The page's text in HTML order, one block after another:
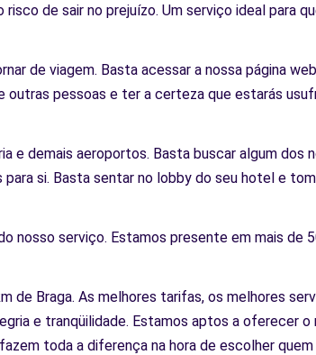
de sair no prejuízo. Um serviço ideal para
de viagem. Basta acessar a nossa página
outras pessoas e ter a certeza que estarás
e demais aeroportos. Basta buscar algum dos
si. Basta sentar no lobby do seu hotel e
nosso serviço. Estamos presente em mais de
de Braga. As melhores tarifas, os melhores
e tranqüilidade. Estamos aptos a oferecer o
toda a diferença na hora de escolher quem